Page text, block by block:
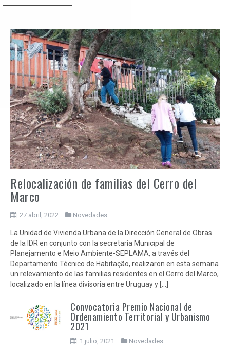
Relocalización de familias del Cerro del
Marco
27 abril, 2022 Novedades
La Unidad de Vivienda Urbana de la Dirección General de Obras
de la IDR en conjunto con la secretaría Municipal de
Planejamento e Meio Ambiente-SEPLAMA, a través del
Departamento Técnico de Habitação, realizaron en esta semana
un relevamiento de las familias residentes en el Cerro del Marco,
localizado en la línea divisoria entre Uruguay y […]
Convocatoria Premio Nacional de
Ordenamiento Territorial y Urbanismo
2021
1 julio, 2021 Novedades